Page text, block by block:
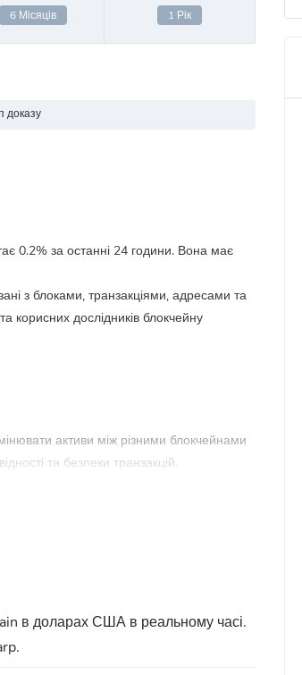
6 Місяців 1 Рік
доказу
0.2% за останні 24 години. Вона має
з блоками, транзакціями, адресами та
корисних дослідників блокчейну
активи між різними блокчейнами
та безпеки транзакцій.
транзакцій.
управління протоколом. Він також
в доларах США в реальному часі.